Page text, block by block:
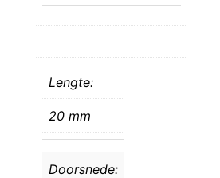
Lengte:
20 mm
Doorsnede: